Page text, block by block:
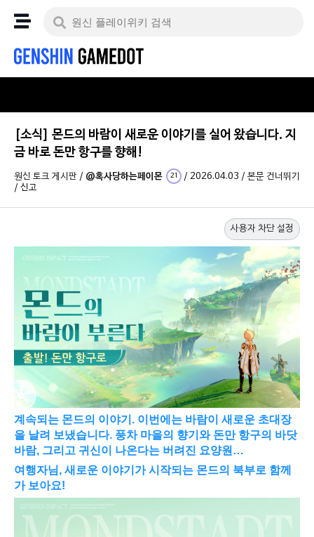
[소식] 몬드의 바람이 새로운 이야기를 실어 왔습니다. 지
금 바로 돈만 항구를 향해!
원신 토크 게시판 / @혹사당하는페이몬 21 / 2026.04.03 / 본문 건너뛰기
/ 신고
사용자 차단 설정
계속되는 몬드의 이야기. 이번에는 바람이 새로운 초대장
을 날려 보냈습니다. 풍차 마을의 향기와 돈만 항구의 바닷
바람, 그리고 귀신이 나온다는 버려진 요양원…
여행자님, 새로운 이야기가 시작되는 몬드의 북부로 함께
가 보아요!